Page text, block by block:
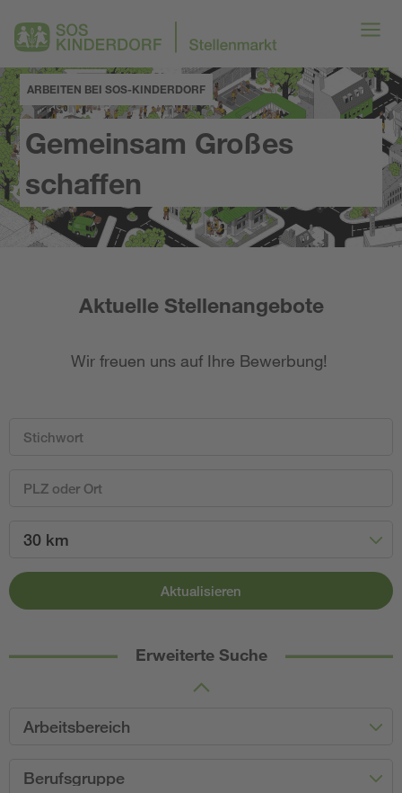
ARBEITEN BEI SOS-KINDERDORF
Gemeinsam Großes
schaffen
Aktuelle Stellenangebote
Wir freuen uns auf Ihre Bewerbung!
30 km
Aktualisieren
Erweiterte Suche
Arbeitsbereich
Berufsgruppe